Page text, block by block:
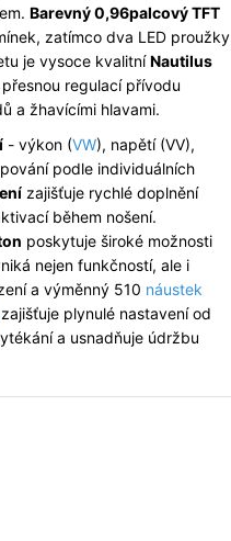
Barevný 0,96palcový TFT
zatímco dva LED proužky
je vysoce kvalitníNautilus
regulací přívodu
a žhavícími hlavami.
- výkon (VW), napětí (VV),
podle individuálních
zajišťuje rychlé doplnění
během nošení.
poskytuje široké možnosti
nejen funkčností, ale i
a výměnný 510 náustek
plynulé nastavení od
a usnadňuje údržbu